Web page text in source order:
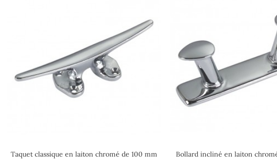
Taquet classique en laiton chromé de 100 mm Bollard incliné en laiton